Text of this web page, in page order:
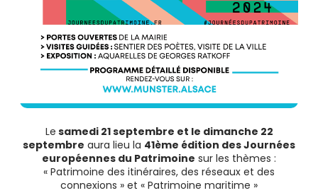
Le samedi 21 septembre et le dimanche 22
septembre aura lieu la 41ème édition des Journées
européennes du Patrimoine sur les thèmes :
« Patrimoine des itinéraires, des réseaux et des
connexions » et « Patrimoine maritime »